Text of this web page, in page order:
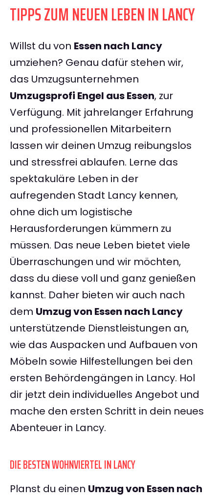
TIPPS ZUM NEUEN LEBEN IN LANCY
Willst du von Essen nach Lancy
umziehen? Genau dafür stehen wir,
das Umzugsunternehmen
Umzugsprofi Engel aus Essen, zur
Verfügung. Mit jahrelanger Erfahrung
und professionellen Mitarbeitern
lassen wir deinen Umzug reibungslos
und stressfrei ablaufen. Lerne das
spektakuläre Leben in der
aufregenden Stadt Lancy kennen,
ohne dich um logistische
Herausforderungen kümmern zu
müssen. Das neue Leben bietet viele
Überraschungen und wir möchten,
dass du diese voll und ganz genießen
kannst. Daher bieten wir auch nach
dem Umzug von Essen nach Lancy
unterstützende Dienstleistungen an,
wie das Auspacken und Aufbauen von
Möbeln sowie Hilfestellungen bei den
ersten Behördengängen in Lancy. Hol
dir jetzt dein individuelles Angebot und
mache den ersten Schritt in dein neues
Abenteuer in Lancy.
DIE BESTEN WOHNVIERTEL IN LANCY
Planst du einen Umzug von Essen nach